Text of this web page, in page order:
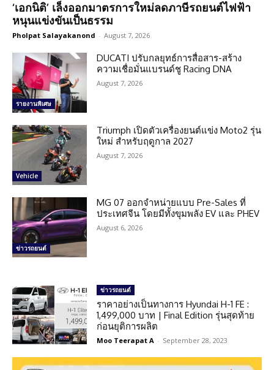
‘เอกนิติ’ เล็งออกมาตรการใหม่ลดภาษีรถยนต์ไฟฟ้า
หนุนแข่งขันเป็นธรรม
Pholpat Salayakanond - August 7, 2026
รายงานพิเศษ
DUCATI ปรับกลยุทธ์การสื่อสาร-สร้าง
ความเชื่อมั่นแบรนด์ชู Racing DNA
August 7, 2026
Vehicle
Triumph เปิดตัวเครื่องยนต์แข่ง Moto2 รุ่น
ใหม่ สำหรับฤดูกาล 2027
August 7, 2026
ข่าวรถยนต์
MG 07 ออกจำหน่ายแบบ Pre-Sales ที่
ประเทศจีน โดยมีทั้งขุมพลัง EV และ PHEV
August 6, 2026
ข่าวรถยนต์
ราคาอย่างเป็นทางการ Hyundai H-1 FE :
1,499,000 บาท | Final Edition รุ่นสุดท้าย
ก่อนยุติการผลิต
Moo Teerapat A - September 28, 2023